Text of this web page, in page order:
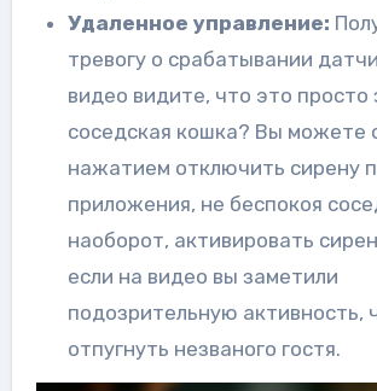
Удаленное управление:
тревогу о срабатывании
видео видите, что это просто
соседская кошка? Вы можете
нажатием отключить сирену
приложения, не беспокоя
наоборот, активировать
если на видео вы заметили
подозрительную активность,
отпугнуть незваного гостя.